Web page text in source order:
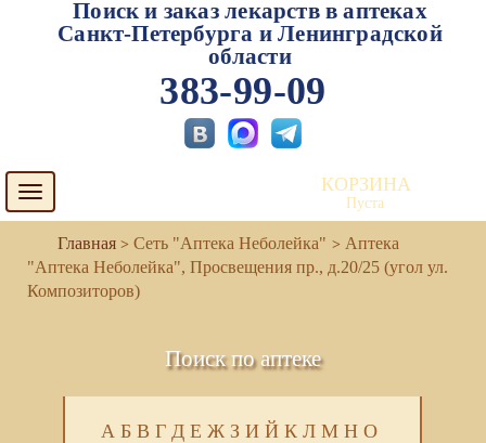
Поиск и заказ лекарств в аптеках
Санкт-Петербурга и Ленинградской
области
383-99-09
Toggle
navigation
КОРЗИНА
Пуста
Сеть "Аптека Неболейка"
Аптека
"Аптека Неболейка", Просвещения пр., д.20/25 (угол ул.
Композиторов)
Поиск по аптеке
А Б В Г Д Е Ж З И Й К Л М Н О